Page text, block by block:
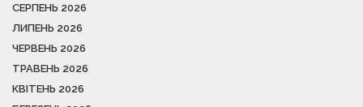
СЕРПЕНЬ 2026
ЛИПЕНЬ 2026
ЧЕРВЕНЬ 2026
ТРАВЕНЬ 2026
КВІТЕНЬ 2026